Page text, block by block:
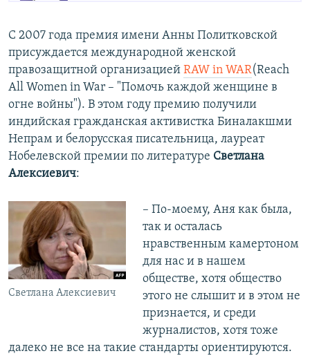
С 2007 года премия имени Анны Политковской
присуждается международной женской
правозащитной организацией RAW in WAR​(Reach
All Women in War – "Помочь каждой женщине в
огне войны"). В этом году премию получили
индийская гражданская активистка Биналакшми
Непрам и белорусская писательница, лауреат
Нобелевской премии по литературе Светлана
Алексиевич:
Светлана Алексиевич
– По-моему, Аня как была,
так и осталась
нравственным камертоном
для нас и в нашем
обществе, хотя общество
этого не слышит и в этом не
признается, и среди
журналистов, хотя тоже
далеко не все на такие стандарты ориентируются.